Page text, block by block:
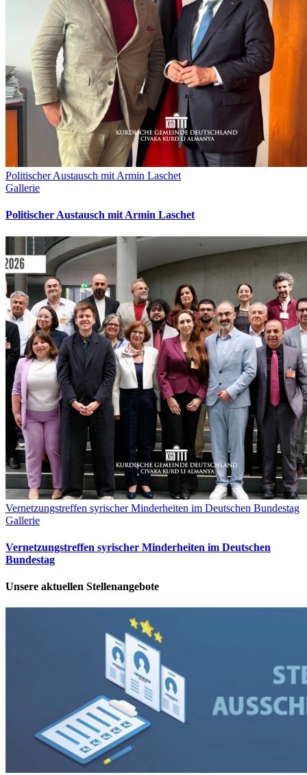
Politischer Austausch mit Armin Laschet
Gallerie
Politischer Austausch mit Armin Laschet
Vernetzungstreffen syrischer Minderheiten im Deutschen Bundestag
Gallerie
Vernetzungstreffen syrischer Minderheiten im Deutschen
Bundestag
Unsere aktuellen Stellenangebote